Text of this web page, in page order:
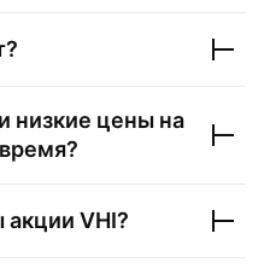
низкие цены на
акции VHI?